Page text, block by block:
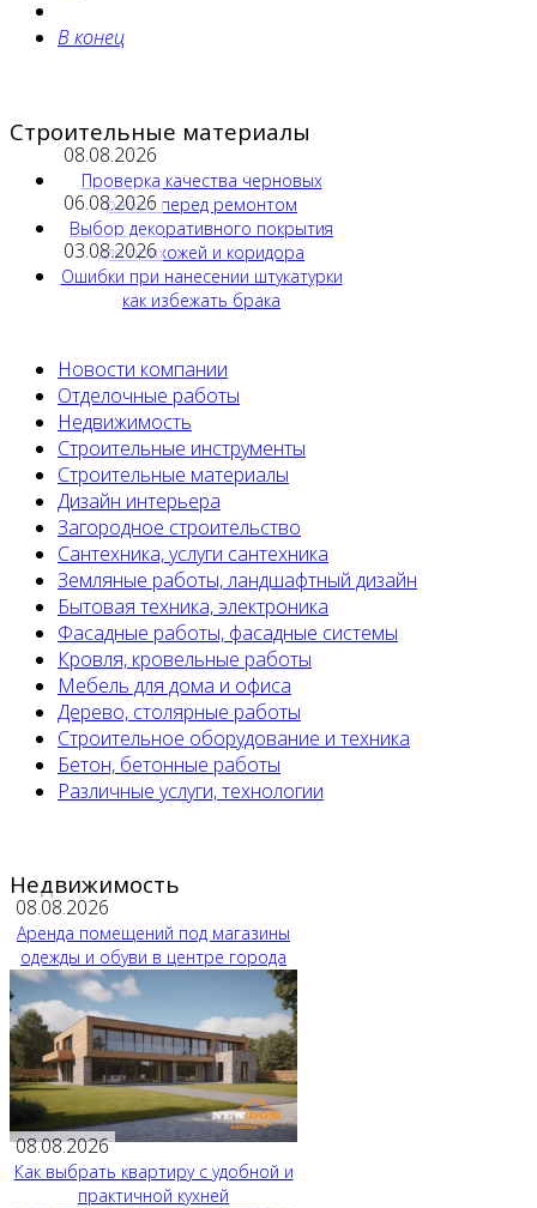
В конец
Строительные материалы
08.08.2026
Проверка качества черновых
работ перед ремонтом
06.08.2026
Выбор декоративного покрытия
для прихожей и коридора
03.08.2026
Ошибки при нанесении штукатурки
как избежать брака
Новости компании
Отделочные работы
Недвижимость
Строительные инструменты
Строительные материалы
Дизайн интерьера
Загородное строительство
Сантехника, услуги сантехника
Земляные работы, ландшафтный дизайн
Бытовая техника, электроника
Фасадные работы, фасадные системы
Кровля, кровельные работы
Мебель для дома и офиса
Дерево, столярные работы
Строительное оборудование и техника
Бетон, бетонные работы
Различные услуги, технологии
Недвижимость
08.08.2026
Аренда помещений под магазины
одежды и обуви в центре города
08.08.2026
Как выбрать квартиру с удобной и
практичной кухней